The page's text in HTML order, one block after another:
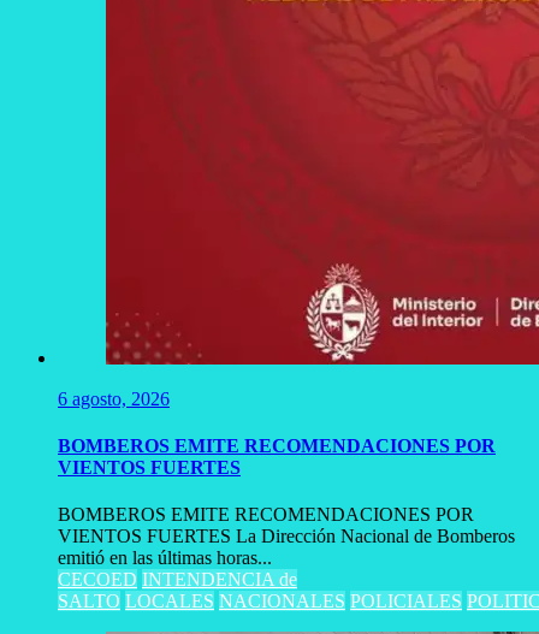
6 agosto, 2026
BOMBEROS EMITE RECOMENDACIONES POR
VIENTOS FUERTES
BOMBEROS EMITE RECOMENDACIONES POR
VIENTOS FUERTES La Dirección Nacional de Bomberos
emitió en las últimas horas...
CECOED INTENDENCIA de
SALTO LOCALES NACIONALES POLICIALES